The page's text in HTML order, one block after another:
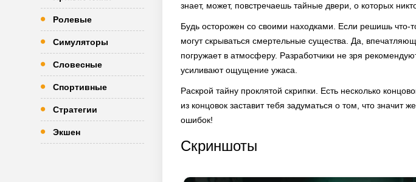
Ролевые
Симуляторы
Словесные
Спортивные
Стратегии
Экшен
знает, может, повстречаешь тайные двери, о которых
Будь осторожен со своими находками. Если решишь что-
могут скрываться смертельные существа. Да,
погружает в атмосферу. Разработчики не зря
усиливают ощущение ужаса.
Раскрой тайну проклятой скрипки. Есть несколько
из концовок заставит тебя задуматься о том, что значит
ошибок!
Скриншоты